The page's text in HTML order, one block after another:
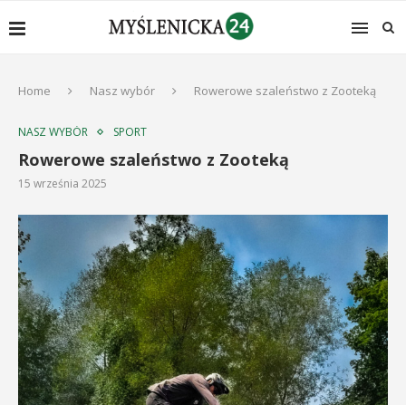
Home Nasz wybór Rowerowe szaleństwo z Zooteką
NASZ WYBÓR SPORT
Rowerowe szaleństwo z Zooteką
15 września 2025